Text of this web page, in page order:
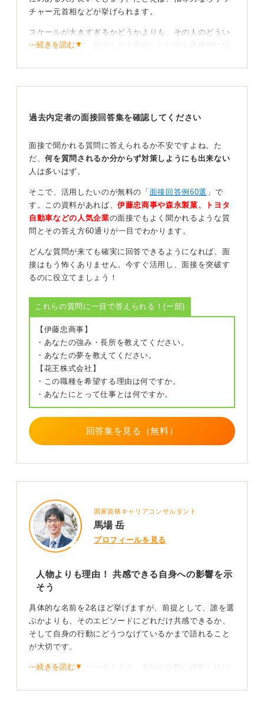
チャー元首相などが挙げられます。
スケールが大きすぎるかどうかよりも、その人のどうい
う部分に惹かれ、自分もどう真似したいかを具体的に伝
尊敬するポイントは具体的に出して伝えよう
「〇〇さんのようになりたい」という漠然としたもので
実味があり、相手にも伝わりやすくなります。
身近な人を挙げても良いですし、歴史上の人物と身近な
0
⋯続きを読む▼
過去内定者の面接回答集を確認してください
面接で聞かれる質問に答えられるか不安ですよね。た
だ、何を質問されるか分からず対策しようにも出来ない
人は多いはず。
そこで、活用したいのが無料の「 面接回答例60選 」で
す。この資料があれば、伊藤忠商事や森永製菓、トヨタ
自動車などの人気企業の面接でもよく聞かれるような質
問とその答え方60通りが一目でわかります。
どんな質問が来ても確実に回答できるようになれば、面
接はもう怖くありません。今すぐ活用し、面接を突破す
るのに役立てましょう！
これらの質問に一目で答えられる！(一部)
【伊藤忠商事】
・あなたの強み・長所を教えてください。
・あなたの夢を教えてください。
【花王株式会社】
・この職種を希望する理由は何ですか。
・あなたにとって仕事とは何ですか。
回答集を見る（無料）
国家資格キャリアコンサルタント
馬場 岳
プロフィールを見る
人物よりも理由！ 共感できる自身への影響を示
そう
具体的な名前を2名ほど挙げますが、前提として、誰を選
ぶかよりも、そのエピソードにどれだけ共感できるか、
そして自身の行動にどうつなげているかまで語れること
が大切です。
一人目が、キュリー夫人です。未知の分野に挑戦し続け
組むことができたなど、具体的な行動に落とし込んで話
⋯続きを読む▼